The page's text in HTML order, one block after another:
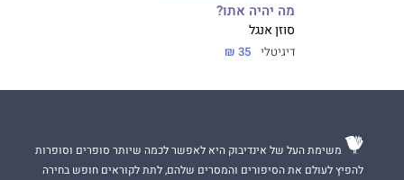
מה יהיה אתו?
סוזן אנגל
דיגיטלי 35 ₪
משימת העל של אינדיבוק היא לאפשר לכמה שיותר סופרים וסופרות
להפיץ לעולם את הסיפורים והמסרים שלהם, לתת לקוראים חופש בחירה